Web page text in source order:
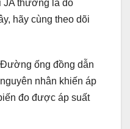
JA thường là do
hãy cùng theo dõi
Đường ống đồng dẫn
nhân khiến áp
đo được áp suất